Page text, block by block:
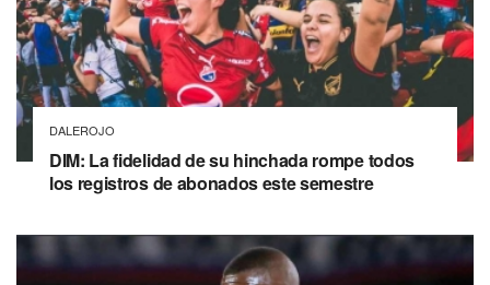
DALEROJO
DIM: La fidelidad de su hinchada rompe todos
los registros de abonados este semestre